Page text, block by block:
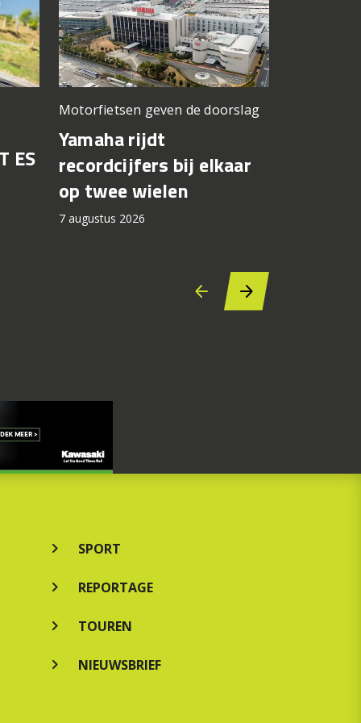
ES
Motorfietsen geven de doorslag
Yamaha rijdt
recordcijfers bij elkaar
op twee wielen
7 augustus 2026
SPORT
REPORTAGE
TOUREN
NIEUWSBRIEF